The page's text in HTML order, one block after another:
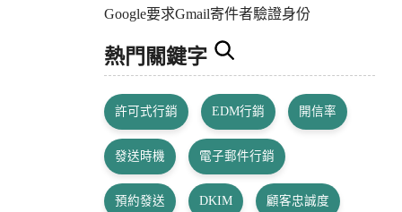
Google要求Gmail寄件者驗證身份
熱門關鍵字
許可式行銷 EDM行銷 開信率
發送時機 電子郵件行銷
預約發送 DKIM 顧客忠誠度